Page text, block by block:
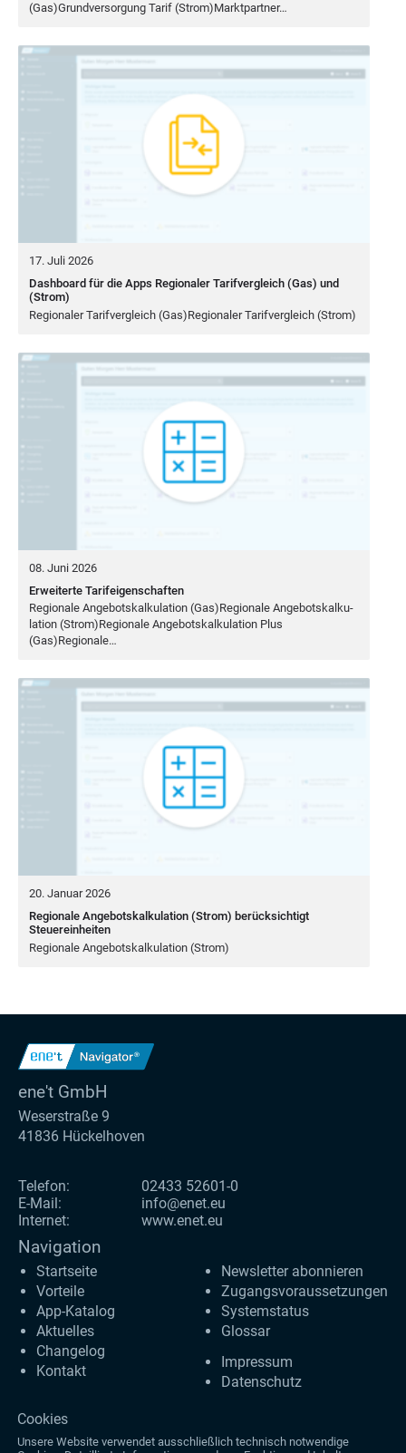
(Gas)Grundversorgung Tarif (Strom)Marktpartner…
17. Juli 2026
Dashboard für die Apps Regionaler Tarifvergleich (Gas) und
(Strom)
Regio­na­ler Tarif­ver­gleich (Gas)Regionaler Tarif­ver­gleich (Strom)
08. Juni 2026
Erweiterte Tarifeigenschaften
Regio­na­le Ange­bots­kal­ku­la­ti­on (Gas)Regionale Ange­bots­kal­ku­
la­ti­on (Strom)Regionale Ange­bots­kal­ku­la­ti­on Plus
(Gas)Regionale…
20. Januar 2026
Regionale Angebotskalkulation (Strom) berücksichtigt
Steuereinheiten
Regio­na­le Ange­bots­kal­ku­la­ti­on (Strom)
ene't GmbH
Weserstraße 9
41836 Hückelhoven
Telefon:
02433 52601-0
E-Mail:
info@enet.eu
Internet:
www.enet.eu
Navigation
Startseite
Vorteile
App-Katalog
Aktuelles
Changelog
Kontakt
Newsletter abonnieren
Zugangs­voraus­setzungen
Systemstatus
Glossar
Impressum
Datenschutz
Cookies
Unsere Website verwendet ausschließlich technisch notwendige